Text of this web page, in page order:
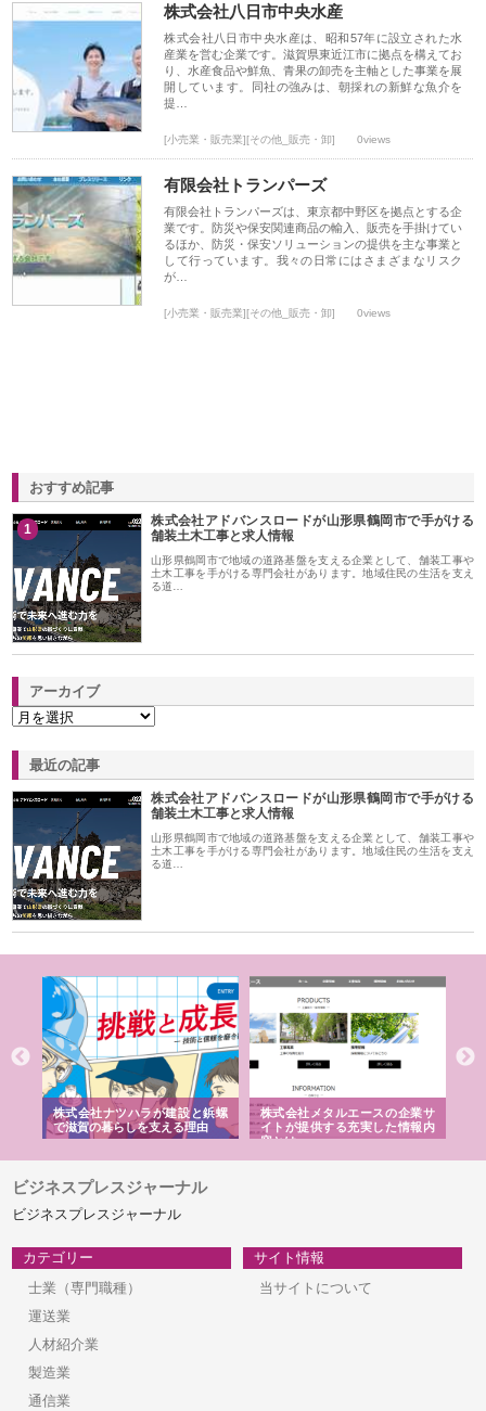
株式会社八日市中央水産
株式会社八日市中央水産は、昭和57年に設立された水
産業を営む企業です。滋賀県東近江市に拠点を構えてお
り、水産食品や鮮魚、青果の卸売を主軸とした事業を展
開しています。同社の強みは、朝採れの新鮮な魚介を
提…
[小売業・販売業][その他_販売・卸] 0views
有限会社トランパーズ
有限会社トランパーズは、東京都中野区を拠点とする企
業です。防災や保安関連商品の輸入、販売を手掛けてい
るほか、防災・保安ソリューションの提供を主な事業と
して行っています。我々の日常にはさまざまなリスク
が…
[小売業・販売業][その他_販売・卸] 0views
おすすめ記事
1
株式会社アドバンスロードが山形県鶴岡市で手がける
舗装土木工事と求人情報
山形県鶴岡市で地域の道路基盤を支える企業として、舗装工事や
土木工事を手がける専門会社があります。地域住民の生活を支え
る道…
アーカイブ
最近の記事
株式会社アドバンスロードが山形県鶴岡市で手がける
舗装土木工事と求人情報
山形県鶴岡市で地域の道路基盤を支える企業として、舗装工事や
土木工事を手がける専門会社があります。地域住民の生活を支え
る道…
株式会社ナツハラが建設と鋲螺
で滋賀の暮らしを支える理由
株式会社メタルエースの企業サ
イトが提供する充実した情報内
容とは
株式会社
みを徹底
ビジネスプレスジャーナル
ビジネスプレスジャーナル
カテゴリー
士業（専門職種）
運送業
人材紹介業
製造業
通信業
サイト情報
当サイトについて